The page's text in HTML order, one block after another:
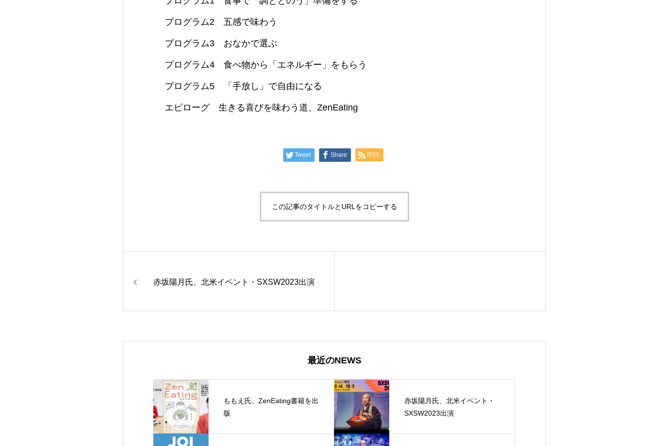
プログラム2 五感で味わう
プログラム3 おなかで選ぶ
プログラム4 食べ物から「エネルギー」をもらう
プログラム5 「手放し」で自由になる
エピローグ 生きる喜びを味わう道、ZenEating
Tweet Share RSS
この記事のタイトルとURLをコピーする
赤坂陽月氏、北米イベント・SXSW2023出演
最近のNEWS
ももえ氏、ZenEating書籍を出
版
赤坂陽月氏、北米イベント・
SXSW2023出演